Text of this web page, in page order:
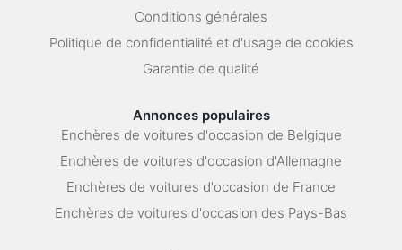
Conditions générales
Politique de confidentialité et d'usage de cookies
Garantie de qualité
Annonces populaires
Enchères de voitures d'occasion de Belgique
Enchères de voitures d'occasion d'Allemagne
Enchères de voitures d'occasion de France
Enchères de voitures d'occasion des Pays-Bas